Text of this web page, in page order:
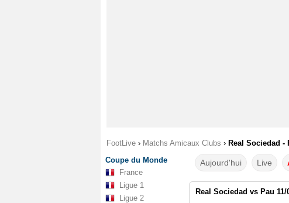
FootLive › Matchs Amicaux Clubs › Real Sociedad -
Coupe du Monde
France
Ligue 1
Ligue 2
Aujourd'hui Live
Real Sociedad vs Pau 11/